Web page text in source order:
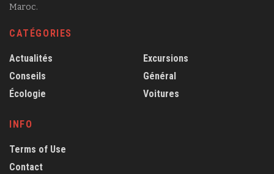
Maroc.
CATÉGORIES
Actualités
Conseils
Écologie
Excursions
Général
Voitures
INFO
Terms of Use
Contact